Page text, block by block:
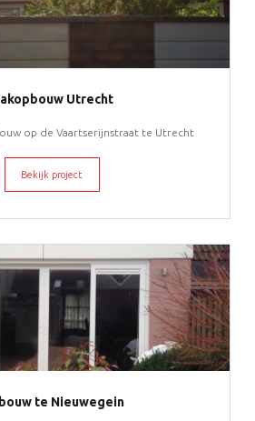
Utrecht
op de Vaartserijnstraat te Utrecht
Bekijk project
te Nieuwegein